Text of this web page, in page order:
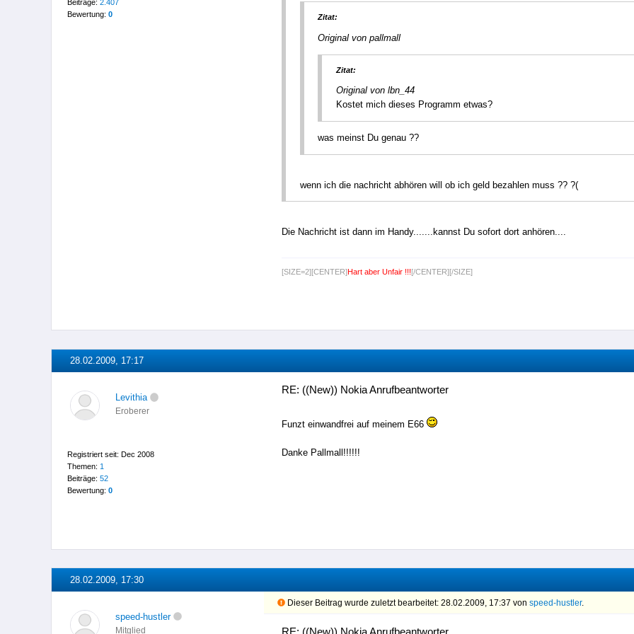
Beiträge: 2.407
Bewertung: 0 Zitat:
Original von pallmall
Zitat:
Original von lbn_44
Kostet mich dieses Programm etwas?
was meinst Du genau ??
wenn ich die nachricht abhören will ob ich geld bezahlen muss ?? ?(
Die Nachricht ist dann im Handy.......kannst Du sofort dort anhören....
[SIZE=2][CENTER]Hart aber Unfair !!![/CENTER][/SIZE]
28.02.2009, 17:17
Levithia
Eroberer
Registriert seit: Dec 2008
Themen: 1
Beiträge: 52
Bewertung: 0
RE: ((New)) Nokia Anrufbeantworter
Funzt einwandfrei auf meinem E66
Danke Pallmall!!!!!!
28.02.2009, 17:30
speed-hustler
Mitglied
Dieser Beitrag wurde zuletzt bearbeitet: 28.02.2009, 17:37 vonspeed-hustler.
RE: ((New)) Nokia Anrufbeantworter